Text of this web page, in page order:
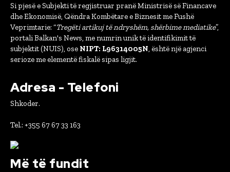
Si pjesë e Subjekti të regjistruar pranë Ministrisë së Financave
dhe Ekonomisë, Qëndra Kombëtare e Biznesit me Fushë
Veprimtarie: “Tregëti artikuj të ndryshëm, shërbime mediatike”,
portali Balkan's News, me numrin unik të identifikimit të
subjektit (NUIS), ose NIPT: L96314005N , është një agjenci
serioze me elementë fiskalë sipas ligjit.
Adresa - Telefoni
Shkoder.
Tel.: +355 67 67 33 163
Më të fundit